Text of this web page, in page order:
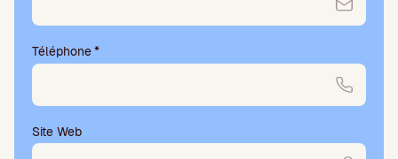
c
c
p
v
Téléphone*
Site Web